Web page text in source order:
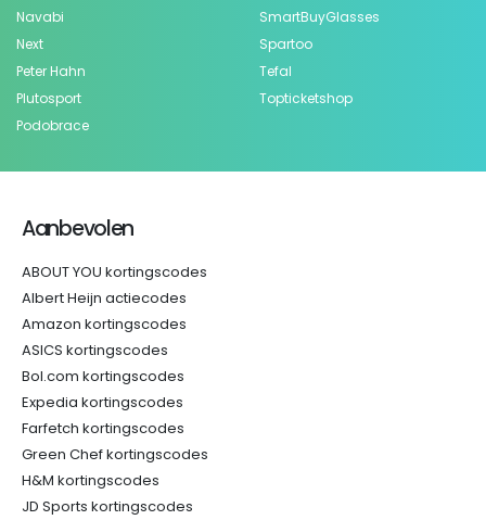
Navabi
Next
Peter Hahn
Plutosport
Podobrace
SmartBuyGlasses
Spartoo
Tefal
Topticketshop
Aanbevolen
ABOUT YOU kortingscodes
Albert Heijn actiecodes
Amazon kortingscodes
ASICS kortingscodes
Bol.com kortingscodes
Expedia kortingscodes
Farfetch kortingscodes
Green Chef kortingscodes
H&M kortingscodes
JD Sports kortingscodes